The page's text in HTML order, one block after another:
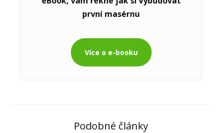
první masérnu
Více o e-booku
Podobné články